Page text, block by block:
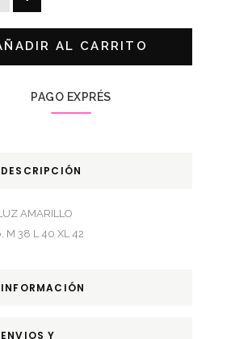
AL CARRITO
PAGO EXPRÉS
DESCRIPCIÓN
AMARILLO
M 38 L 40 XL 42
INFORMACIÓN
ENVIOS Y